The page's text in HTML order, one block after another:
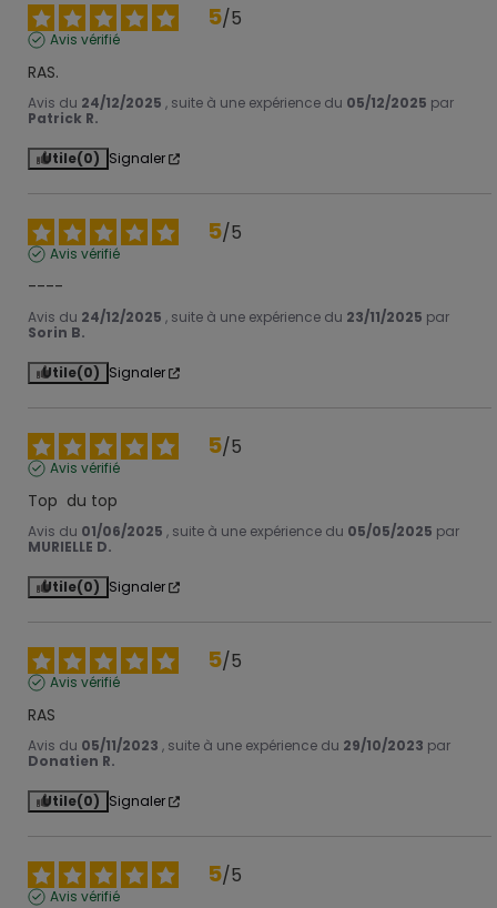
5/5
Avis vérifié
RAS.
Avis du 24/12/2025 , suite à une expérience du 05/12/2025 par
Patrick R.
Utile(0) Signaler
5/5
Avis vérifié
----
Avis du 24/12/2025 , suite à une expérience du 23/11/2025 par
Sorin B.
Utile(0) Signaler
5/5
Avis vérifié
Top  du top
Avis du 01/06/2025 , suite à une expérience du 05/05/2025 par
MURIELLE D.
Utile(0) Signaler
5/5
Avis vérifié
RAS
Avis du 05/11/2023 , suite à une expérience du 29/10/2023 par
Donatien R.
Utile(0) Signaler
5/5
Avis vérifié